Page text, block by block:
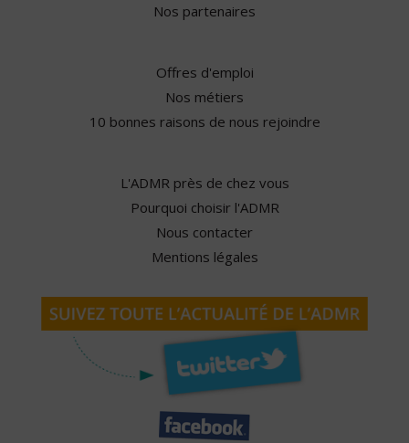
Nos partenaires
Offres d'emploi
Nos métiers
10 bonnes raisons de nous rejoindre
L'ADMR près de chez vous
Pourquoi choisir l'ADMR
Nous contacter
Mentions légales